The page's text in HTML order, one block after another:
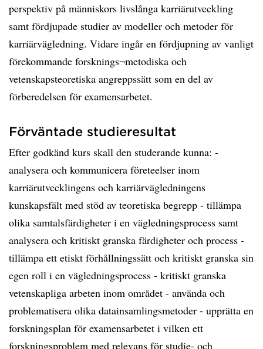
perspektiv på människors livslånga karriärutveckling
samt fördjupade studier av modeller och metoder för
karriärvägledning. Vidare ingår en fördjupning av vanligt
förekommande forsknings¬metodiska och
vetenskapsteoretiska angreppssätt som en del av
förberedelsen för examensarbetet.
Förväntade studieresultat
Efter godkänd kurs skall den studerande kunna: -
analysera och kommunicera företeelser inom
karriärutvecklingens och karriärvägledningens
kunskapsfält med stöd av teoretiska begrepp - tillämpa
olika samtalsfärdigheter i en vägledningsprocess samt
analysera och kritiskt granska färdigheter och process -
tillämpa ett etiskt förhållningssätt och kritiskt granska sin
egen roll i en vägledningsprocess - kritiskt granska
vetenskapliga arbeten inom området - använda och
problematisera olika datainsamlingsmetoder - upprätta en
forskningsplan för examensarbetet i vilken ett
forskningsproblem med relevans för studie- och